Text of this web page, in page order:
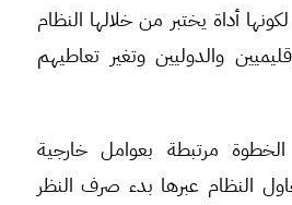
أداة يختبر من خلالها النظام
والدوليين وتغير تعاطيهم
مرتبطة بعوامل خارجية
النظام عبرها بدء صرف النظر